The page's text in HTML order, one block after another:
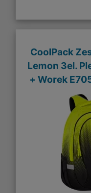
CoolPack
Lemon 3el.
+ Worek